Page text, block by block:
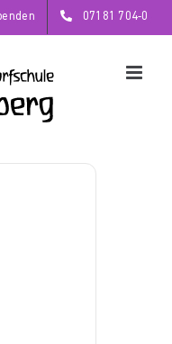
07181 704-0